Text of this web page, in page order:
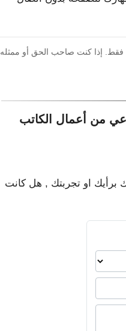
فقط. إذا كنت صاحب الحق أو ممثله
من أعمال الكاتب
برأيك او تجربتك , هل كانت